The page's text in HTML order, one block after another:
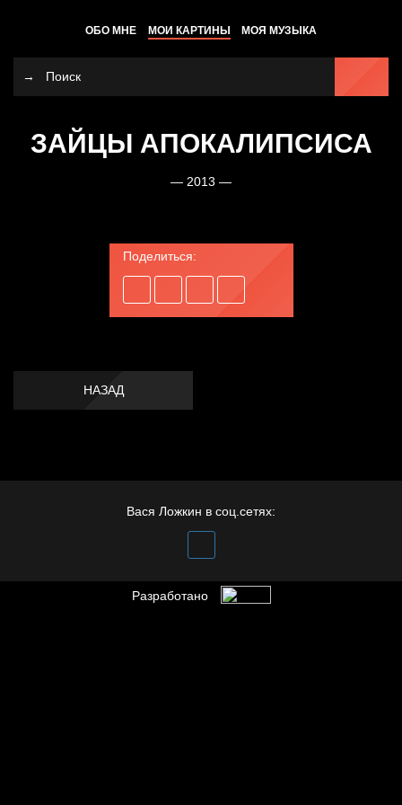
ОБО МНЕ МОИ КАРТИНЫ МОЯ МУЗЫКА
ЗАЙЦЫ АПОКАЛИПСИСА
— 2013 —
Поделиться:
НАЗАД
Вася Ложкин в соц.сетях:
Разработано